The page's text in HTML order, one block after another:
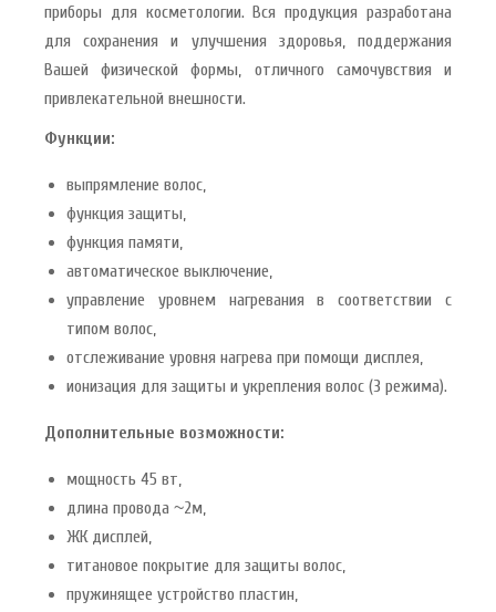
приборы для косметологии. Вся продукция разработана
для сохранения и улучшения здоровья, поддержания
Вашей физической формы, отличного самочувствия и
привлекательной внешности.
Функции:
выпрямление волос,
функция защиты,
функция памяти,
автоматическое выключение,
управление уровнем нагревания в соответствии с
типом волос,
отслеживание уровня нагрева при помощи дисплея,
ионизация для защиты и укрепления волос (3 режима).
Дополнительные возможности:
мощность 45 вт,
длина провода ~2м,
ЖК дисплей,
титановое покрытие для защиты волос,
пружинящее устройство пластин,